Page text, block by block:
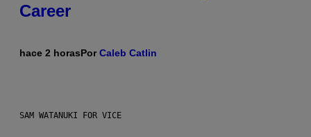
Career
hace 2 horasPorCaleb Catlin
SAM WATANUKI FOR VICE